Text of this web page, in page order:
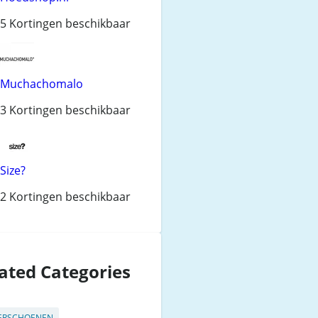
5 Kortingen beschikbaar
Muchachomalo
3 Kortingen beschikbaar
Size?
2 Kortingen beschikbaar
Categories